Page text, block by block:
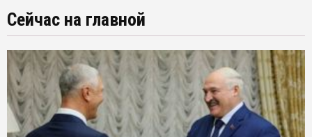
Сейчас на главной